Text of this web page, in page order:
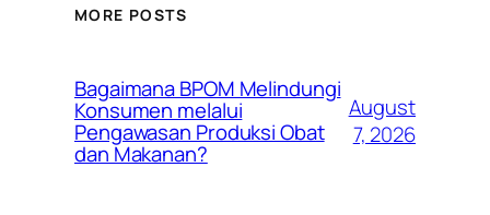
MORE POSTS
Bagaimana BPOM Melindungi
Konsumen melalui
Pengawasan Produksi Obat
dan Makanan?
August
7, 2026